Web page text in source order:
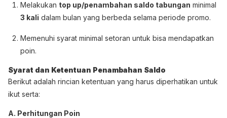
Melakukan top up/penambahan saldo tabungan minimal
3 kali dalam bulan yang berbeda selama periode promo.
Memenuhi syarat minimal setoran untuk bisa mendapatkan
poin.
Syarat dan Ketentuan Penambahan Saldo
Berikut adalah rincian ketentuan yang harus diperhatikan untuk
ikut serta:
A. Perhitungan Poin